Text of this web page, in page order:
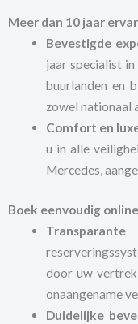
Meer dan 10 jaar
Bevestigde
jaar specialist
buurlanden en
zowel nationaal
Comfort en
u in alle
Mercedes,
Boek eenvoudig
door uw
onaangename
Duidelijke